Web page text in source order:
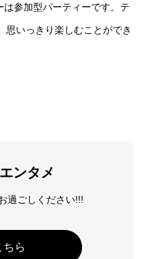
参加型パーティーです。テ
思いっきり楽しむことができ
ンタメ
過ごしください!!!
ちら